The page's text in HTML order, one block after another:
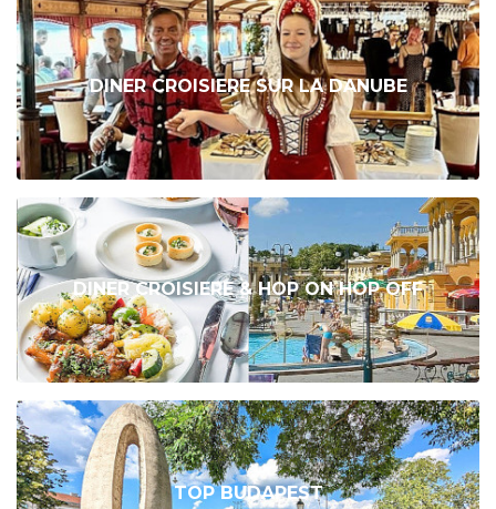
DINER CROISIERE SUR LA DANUBE
DINER CROISIERE & HOP ON HOP OFF
TOP BUDAPEST